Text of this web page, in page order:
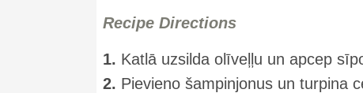
Recipe Directions
1. Katlā uzsilda olīveļļu un apcep
2. Pievieno šampinjonus un turpina